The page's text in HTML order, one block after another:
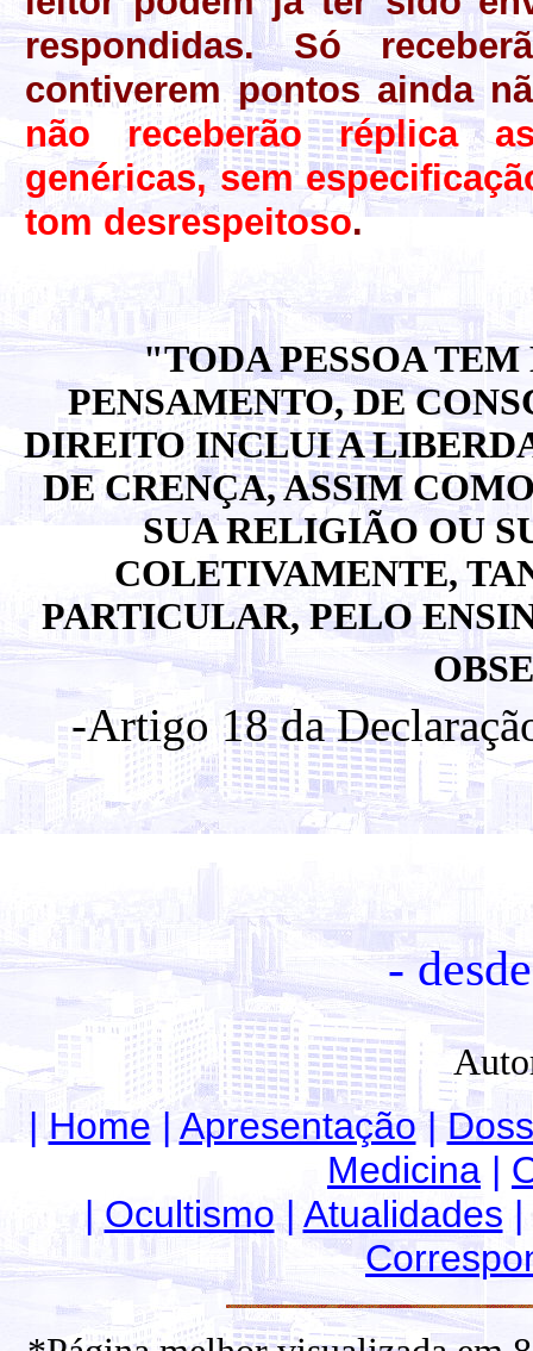
respondidas. Só
contiverem pontos ainda
não receberão réplica
genéricas, sem
tom desrespeitoso.
"TODA PESSOA
PENSAMENTO, DE
DIREITO INCLUI A
DE CRENÇA, ASSIM
SUA RELIGIÃO OU
COLETIVAMENTE,
PARTICULAR, PELO
-Artigo 18 da
-
| Home | Apresentação|
Medicina |
| Ocultismo| Atualidades |